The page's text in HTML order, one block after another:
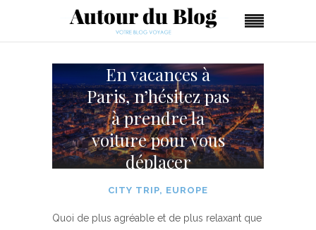
En vacances à
Paris, n’hésitez pas
à prendre la
voiture pour vous
déplacer
CITY TRIP, EUROPE
Quoi de plus agréable et de plus relaxant que